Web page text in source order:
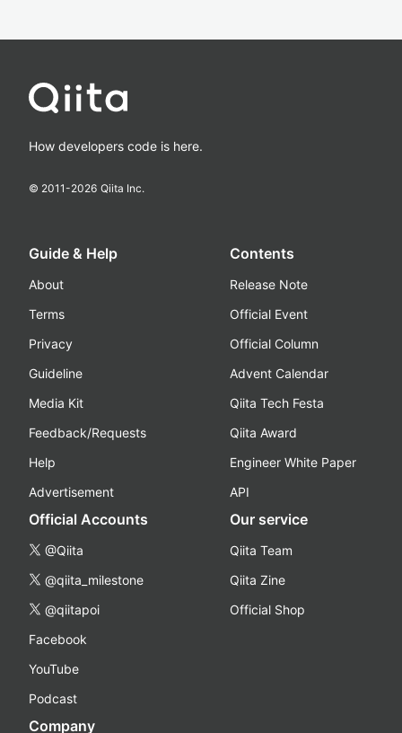
How developers code is here.
© 2011-2026 Qiita Inc.
Guide & Help
About
Terms
Privacy
Guideline
Media Kit
Feedback/Requests
Help
Advertisement
Contents
Release Note
Official Event
Official Column
Advent Calendar
Qiita Tech Festa
Qiita Award
Engineer White Paper
API
Official Accounts
@Qiita
@qiita_milestone
@qiitapoi
Facebook
YouTube
Podcast
Our service
Qiita Team
Qiita Zine
Official Shop
Company